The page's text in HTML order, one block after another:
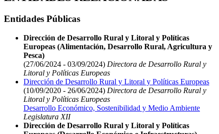
Entidades Públicas
Dirección de Desarrollo Rural y Litoral y Políticas
Europeas (Alimentación, Desarrollo Rural, Agricultura y
Pesca)
(27/06/2024 - 03/09/2024) Directora de Desarrollo Rural y
Litoral y Políticas Europeas
Dirección de Desarrollo Rural y Litoral y Políticas Europeas
(10/09/2020 - 26/06/2024) Directora de Desarrollo Rural y
Litoral y Políticas Europeas
Desarrollo Económico, Sostenibilidad y Medio Ambiente
Legislatura XII
Dirección de Desarrollo Rural y Litoral y Políticas